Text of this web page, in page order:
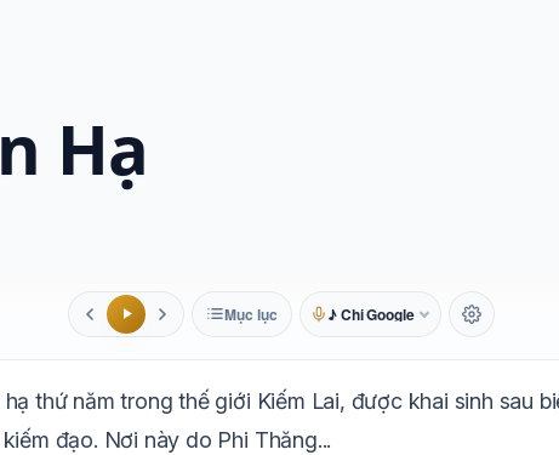
Hạ
Mục lục ♪ Chị Google
Trắng Ngà Vàng
thứ năm trong thế giới Kiếm Lai, được khai sinh sau
đạo. Nơi này do Phi Thăng...